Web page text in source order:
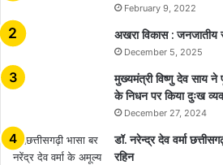
February 9, 2022
अखरा विकास :
December 5, 2025
मुख्यमंत्री विष्णु देव साय ने
के निधन पर किया दुःख
December 27, 2024
डॉ. नरेन्द्र देव वर्मा
रहिन